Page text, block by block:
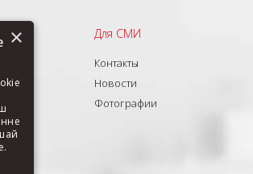
Для СМИ
Контакты
Новости
Фотографии
×